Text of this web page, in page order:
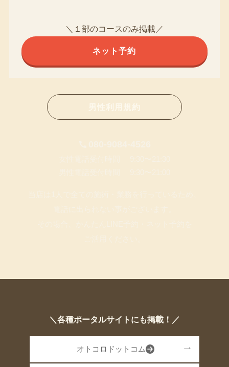
＼１部のコースのみ掲載／
ネット予約
男性利用規約
＼各種ポータルサイトにも掲載！／
オトコロドットコム